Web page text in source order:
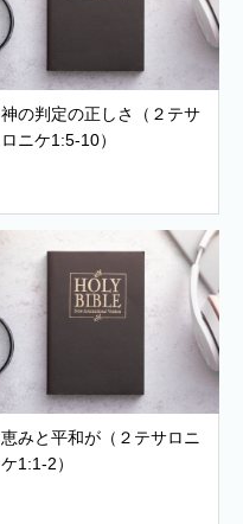
神の判定の正しさ（２テサ
ロニケ1:5-10）
恵みと平和が（２テサロニ
ケ1:1-2）